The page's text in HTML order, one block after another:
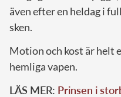
även efter en heldag i
sken.
Motion och kost är helt
hemliga vapen.
LÄS MER: Prinsen i